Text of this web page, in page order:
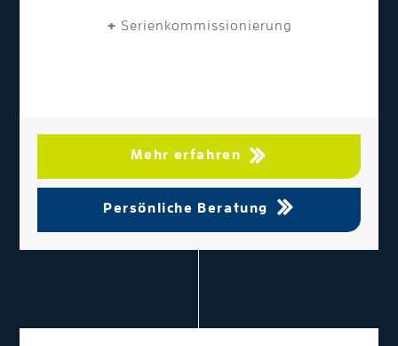
+ Serienkommissionierung
Mehr erfahren
Persönliche Beratung